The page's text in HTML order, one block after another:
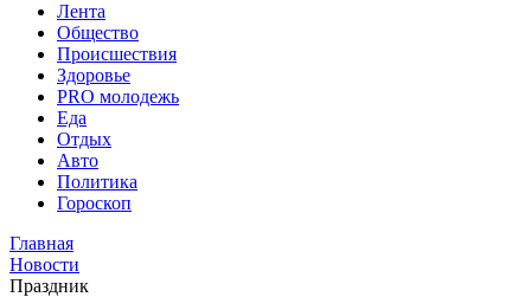
Лента
Общество
Происшествия
Здоровье
PRO молодежь
Еда
Отдых
Авто
Политика
Гороскоп
Главная
Новости
Праздник